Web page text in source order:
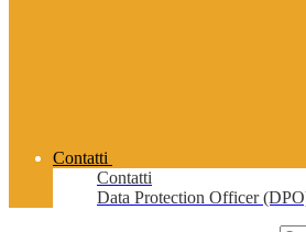
Contatti
Contatti
Data Protection Officer